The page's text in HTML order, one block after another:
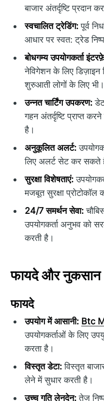
बाजार अंतर्दृष्टि प्रदान
स्वचालित ट्रेडिंग:पूर्व
आधार पर स्वत: ट्रेड
बोधगम्य उपयोगकर्ता
नेविगेशन के लिए डिज़ाइन
शुरुआती लोगों के लिए भी।
उन्नत चार्टिंग उपकरण:
गहन अंतर्दृष्टि प्राप्त
है।
अनुकूलित अलर्ट:
लिए अलर्ट सेट कर सकते
सुरक्षा विशेषताएं:
मजबूत सुरक्षा प्रोटोकॉल
24/7 समर्थन सेवा:
उपयोगकर्ता अनुभव को
करती है।
फायदे और नुकसान
फायदे
उपयोग में आसानी: Btc
उपयोगकर्ताओं के लिए
करता है।
विस्तृत डेटा:विस्तृत
लेने में सुधार करती है।
उच्च गति लेनदेन:तेज